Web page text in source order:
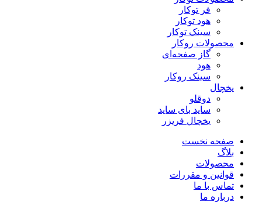
فر توکار
هود توکار
سینک توکار
محصولات روکار
گاز صفحه‌ای
هود
سینک روکار
یخچال
دوقلو
ساید بای ساید
یخچال فریزر
صفحه نخست
بلاگ
محصولات
قوانین و مقررات
تماس با ما
درباره ما